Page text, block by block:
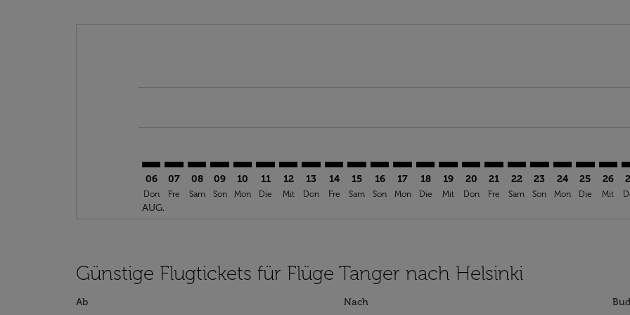
06
Don
AUG.
07
Fre
08
Sam
09
Son
10
Mon
11
Die
12
Mit
13
Don
14
Fre
15
Sam
16
Son
17
Mon
18
Die
19
Mit
TNG–HEL: cmp-view-offers-
20
Don
TNG–HEL: cmp-view-
21
Fre
TNG–HEL: cmp-view-
22
Sam
TNG–HEL: cmp-
23
Son
TNG–HEL:
24
Mon
25
Die
26
Mit
Günstige Flugtickets für Flüge Tanger nach Helsinki
Ab Nach